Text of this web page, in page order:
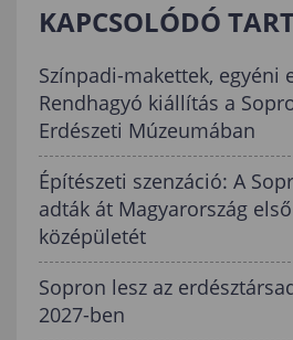
KAPCSOLÓDÓ
Színpadi-makettek, egyéni
Rendhagyó kiállítás a
Erdészeti Múzeumában
Építészeti szenzáció: A
adták át Magyarország
középületét
Sopron lesz az
2027-ben